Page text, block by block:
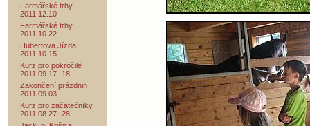
Farmářské trhy
2011.12.10
Farmářské trhy
2011.10.22
Hubertova Jízda
2011.10.15
Kurz pro pokročilé
2011.09.17.-18.
Zakončení prázdnin
2011.09.03
Kurz pro začátečníky
2011.08.27.-28.